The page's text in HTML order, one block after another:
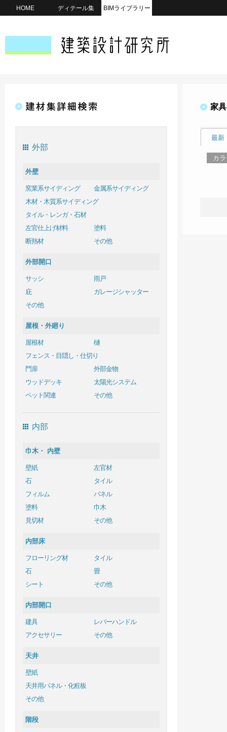
HOME ディテール集 BIMライブラリー
外部
外壁
窯業系サイディング
金属系サイディング
木材・木質系サイディング
タイル・レンガ・石材
左官仕上げ材料
塗料
断熱材
その他
外部開口
サッシ
雨戸
庇
ガレージシャッター
その他
屋根・外廻り
屋根材
樋
フェンス・目隠し・仕切り
門扉
外部金物
ウッドデッキ
太陽光システム
ペット関連
その他
内部
巾木・ 内壁
壁紙
左官材
石
タイル
フィルム
パネル
塗料
巾木
見切材
その他
内部床
フローリング材
タイル
石
畳
シート
その他
内部開口
建具
レバーハンドル
アクセサリー
その他
天井
壁紙
天井用パネル・化粧板
その他
階段
家
最新
カ